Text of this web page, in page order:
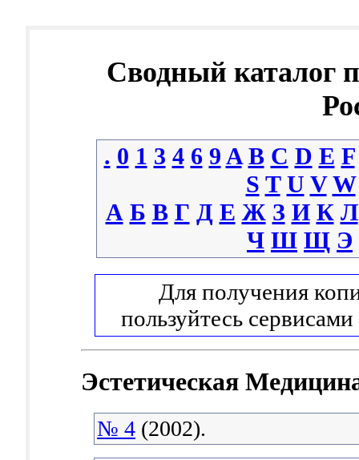
Сводный каталог
. 0 1 3 4 6 9 A B C D E F
S T U V W
А Б В Г Д Е Ж З И К Л
Ч Ш Щ Э
Для получения
пользуйтесь сервисами
Эстетическая
№ 4 (2002).